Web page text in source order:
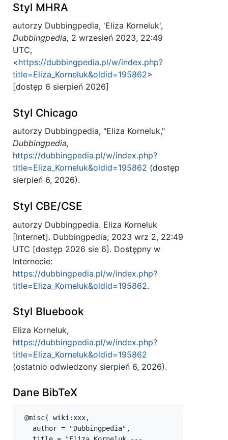
Styl MHRA
autorzy Dubbingpedia, 'Eliza Korneluk',
Dubbingpedia, 2 wrzesień 2023, 22:49
UTC,
<https://dubbingpedia.pl/w/index.php?
title=Eliza_Korneluk&oldid=195862>
[dostęp 6 sierpień 2026]
Styl Chicago
autorzy Dubbingpedia, "Eliza Korneluk,"
Dubbingpedia,
https://dubbingpedia.pl/w/index.php?
title=Eliza_Korneluk&oldid=195862 (dostęp
sierpień 6, 2026).
Styl CBE/CSE
autorzy Dubbingpedia. Eliza Korneluk
[Internet]. Dubbingpedia; 2023 wrz 2, 22:49
UTC [dostęp 2026 sie 6]. Dostępny w
Internecie:
https://dubbingpedia.pl/w/index.php?
title=Eliza_Korneluk&oldid=195862.
Styl Bluebook
Eliza Korneluk,
https://dubbingpedia.pl/w/index.php?
title=Eliza_Korneluk&oldid=195862
(ostatnio odwiedzony sierpień 6, 2026).
Dane BibTeX